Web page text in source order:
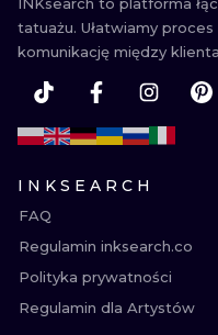
tatuażu. Ułatwiamy
komunikację między
INKSEARCH
FAQ
Regulamin inksearch.co
Polityka prywatności
Regulamin dla Artystów